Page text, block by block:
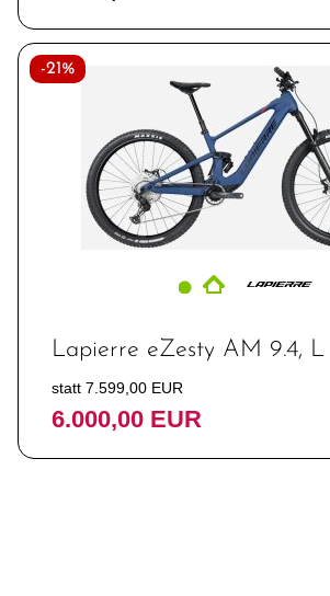
-21%
Lapierre eZesty AM 9.4, L
statt 7.599,00 EUR
6.000,00 EUR